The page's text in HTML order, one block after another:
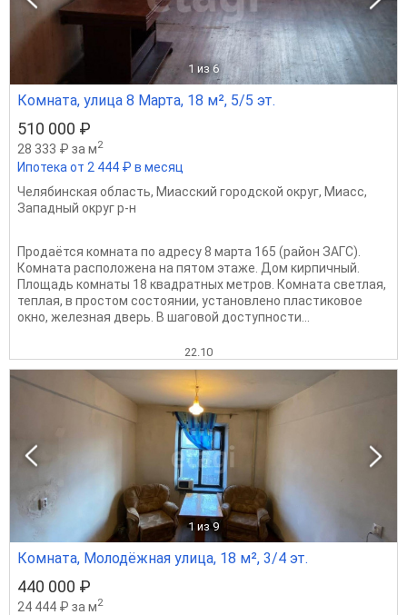
1 из 6
Комната, улица 8 Марта, 18 м², 5/5 эт.
510 000 ₽
28 333 ₽ за м2
Ипотека от 2 444 ₽ в месяц
Челябинская область, Миасский городской округ, Миасс,
Западный округ р-н
Продаётся комната по адресу 8 марта 165 (район ЗАГС).
Комната расположена на пятом этаже. Дом кирпичный.
Площадь комнаты 18 квадратных метров. Комната светлая,
теплая, в простом состоянии, установлено пластиковое
окно, железная дверь. В шаговой доступности...
22.10
1 из 9
Комната, Молодёжная улица, 18 м², 3/4 эт.
440 000 ₽
24 444 ₽ за м2